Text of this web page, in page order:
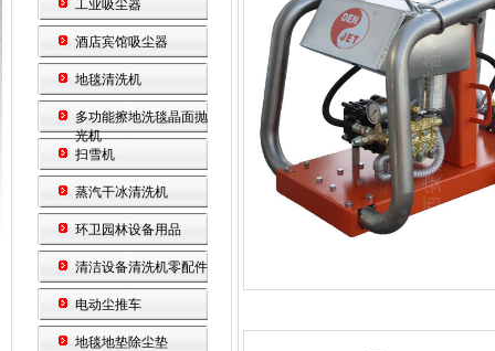
工业吸尘器
酒店宾馆吸尘器
地毯清洗机
多功能擦地洗毯晶面抛
光机
扫雪机
蒸汽干冰清洗机
环卫园林设备用品
清洁设备清洗机零配件
电动尘推车
地毯地垫除尘垫